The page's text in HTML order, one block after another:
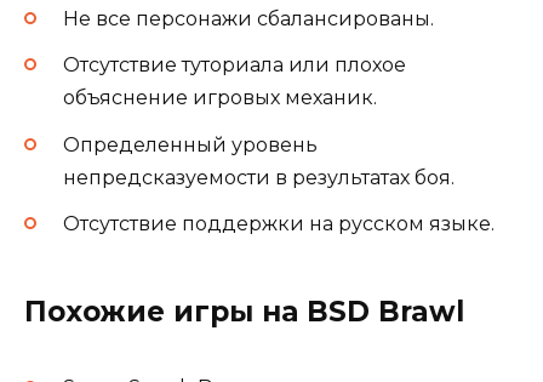
Не все персонажи сбалансированы.
Отсутствие туториала или плохое
объяснение игровых механик.
Определенный уровень
непредсказуемости в результатах боя.
Отсутствие поддержки на русском языке.
Похожие игры на BSD Brawl